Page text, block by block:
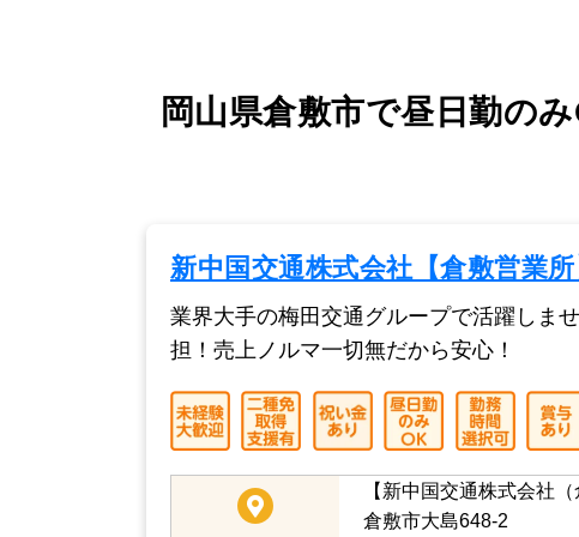
岡山県倉敷市で昼日勤の
新中国交通株式会社【倉敷営業
業界大手の梅田交通グループで活躍しま
担！売上ノルマ一切無だから安心！
【新中国交通株式会社
倉敷市大島648-2